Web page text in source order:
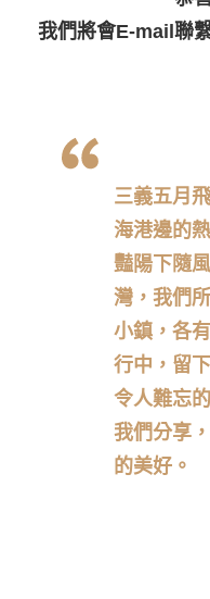
我們將會E-mail聯
三義五月
海港邊的
豔陽下隨
灣，我們
小鎮，各
行中，留
令人難忘
我們分享
的美好。